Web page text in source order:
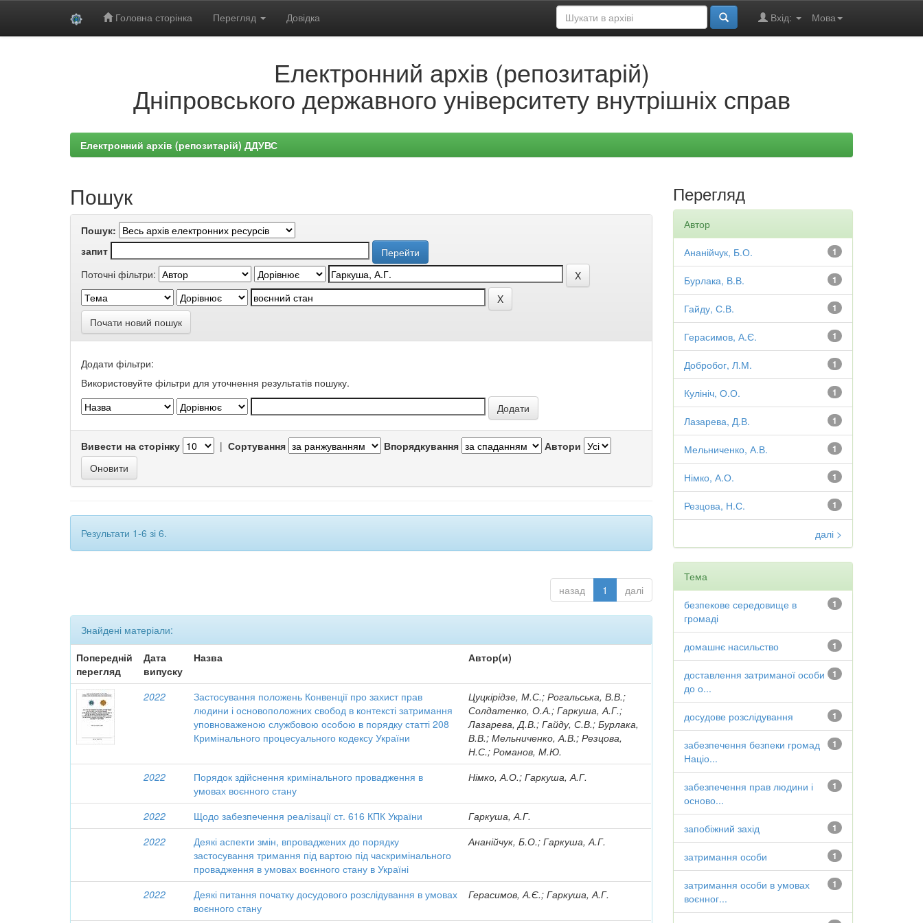
Головна сторінка Перегляд Довідка Мова
Вхід:
Електронний архів (репозитарій)
Дніпровського державного університету внутрішніх справ
Електронний архів (репозитарій) ДДУВС
Пошук
Пошук:
запит
Поточні фільтри:
Почати новий пошук
Додати фільтри:
Використовуйте фільтри для уточнення результатів пошуку.
Вивести на сторінку | Сортування Впорядкування Автори
Результати 1-6 зі 6.
назад 1 далі
Знайдені матеріали:
Попередній
перегляд
Дата
випуску
Назва Автор(и)
2022
Застосування положень Конвенції про захист прав
людини і основоположних свобод в контексті затримання
уповноваженою службовою особою в порядку статті 208
Кримінального процесуального кодексу України
Цуцкірідзе, М.С.; Рогальська, В.В.;
Солдатенко, О.А.; Гаркуша, А.Г.;
Лазарева, Д.В.; Гайду, С.В.; Бурлака,
В.В.; Мельниченко, А.В.; Резцова,
Н.С.; Романов, М.Ю.
2022
Порядок здійснення кримінального провадження в
умовах воєнного стану
Німко, А.О.; Гаркуша, А.Г.
2022 Щодо забезпечення реалізації ст. 616 КПК України
Гаркуша, А.Г.
2022
Деякі аспекти змін, впроваджених до порядку
застосування тримання під вартою під часкримінального
провадження в умовах воєнного стану в Україні
Ананійчук, Б.О.; Гаркуша, А.Г.
2022
Деякі питання початку досудового розслідування в умовах
воєнного стану
Герасимов, А.Є.; Гаркуша, А.Г.
Перегляд
Автор
1
Ананійчук, Б.О.
1
Бурлака, В.В.
1
Гайду, С.В.
1
Герасимов, А.Є.
1
Добробог, Л.М.
1
Кулініч, О.О.
1
Лазарева, Д.В.
1
Мельниченко, А.В.
1
Німко, А.О.
1
Резцова, Н.С.
далі >
Тема
1
безпекове середовище в
громаді
1
домашнє насильство
1
доставлення затриманої особи
до о...
1
досудове розслідування
1
забезпечення безпеки громад
Націо...
1
забезпечення прав людини і
осново...
1
запобіжний захід
1
затримання особи
1
затримання особи в умовах
воєнног...